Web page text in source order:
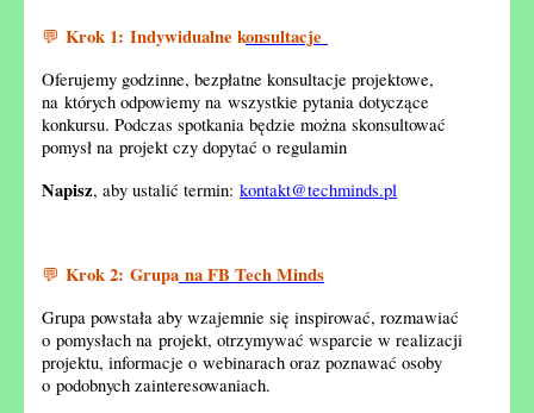
💬 Krok 1: Indywidualne konsultacje
Oferujemy godzinne, bezpłatne konsultacje projektowe,
na których odpowiemy na wszystkie pytania dotyczące
konkursu. Podczas spotkania będzie można skonsultować
pomysł na projekt czy dopytać o regulamin
Napisz, aby ustalić termin: kontakt@techminds.pl
💬 Krok 2: Grupa na FB Tech Minds
Grupa powstała aby wzajemnie się inspirować, rozmawiać
o pomysłach na projekt, otrzymywać wsparcie w realizacji
projektu, informacje o webinarach oraz poznawać osoby
o podobnych zainteresowaniach.